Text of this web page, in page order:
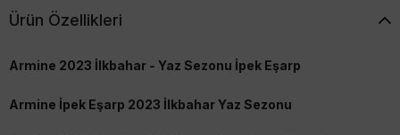
Ürün Özellikleri
Armine 2023 İlkbahar - Yaz Sezonu İpek Eşarp
Armine İpek Eşarp 2023 İlkbahar Yaz Sezonu